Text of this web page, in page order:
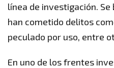
línea de investigación.
han cometido delitos
peculado por uso, entre
En uno de los frentes